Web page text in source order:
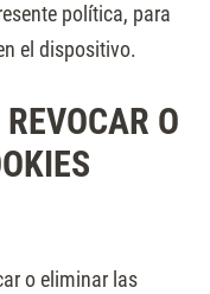
política, para
el dispositivo.
O
o eliminar las